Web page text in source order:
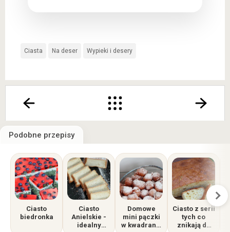
Ciasta Na deser Wypieki i desery
Podobne przepisy
Ciasto
biedronka
Ciasto
Anielskie -
idealny
Domowe
mini pączki
w kwadrans:
Ciasto z serii
tych co
znikają do